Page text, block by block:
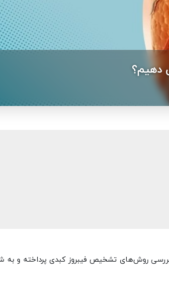
دهیم؟
روش‌های تشخیص فیبروز کبدی پرداخته و